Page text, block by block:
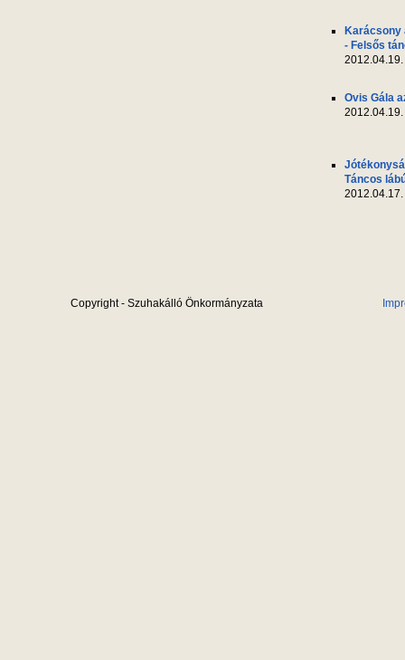
Karácsony
- Felsős
2012.04.19.
Ovis Gála
2012.04.19.
Táncos
2012.04.17.
Copyright - Szuhakálló Önkormányzata